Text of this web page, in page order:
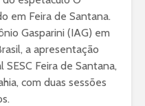
em Feira de Santana.
Gasparini (IAG) em
a apresentação
Feira de Santana,
com duas sessões